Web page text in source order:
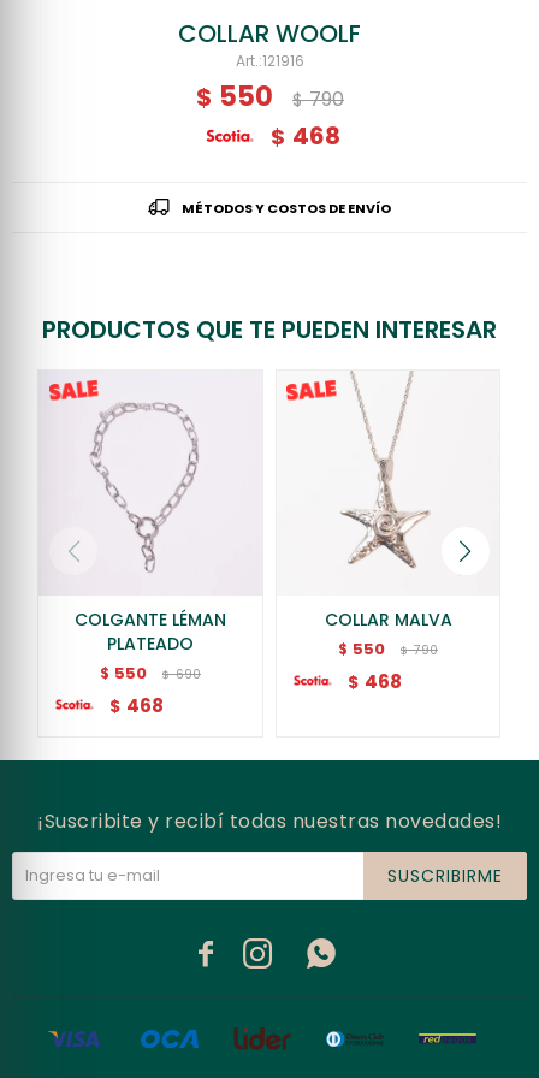
COLLAR WOOLF
121916
$ 550 $ 790
$ 468
MÉTODOS Y COSTOS DE ENVÍO
PRODUCTOS QUE TE PUEDEN INTERESAR
COLGANTE LÉMAN
PLATEADO
$ 550 $ 690
$ 468
COLLAR MALVA
$ 550 $ 790
$ 468
¡Suscribite y recibí todas nuestras novedades!
SUSCRIBIRME
  